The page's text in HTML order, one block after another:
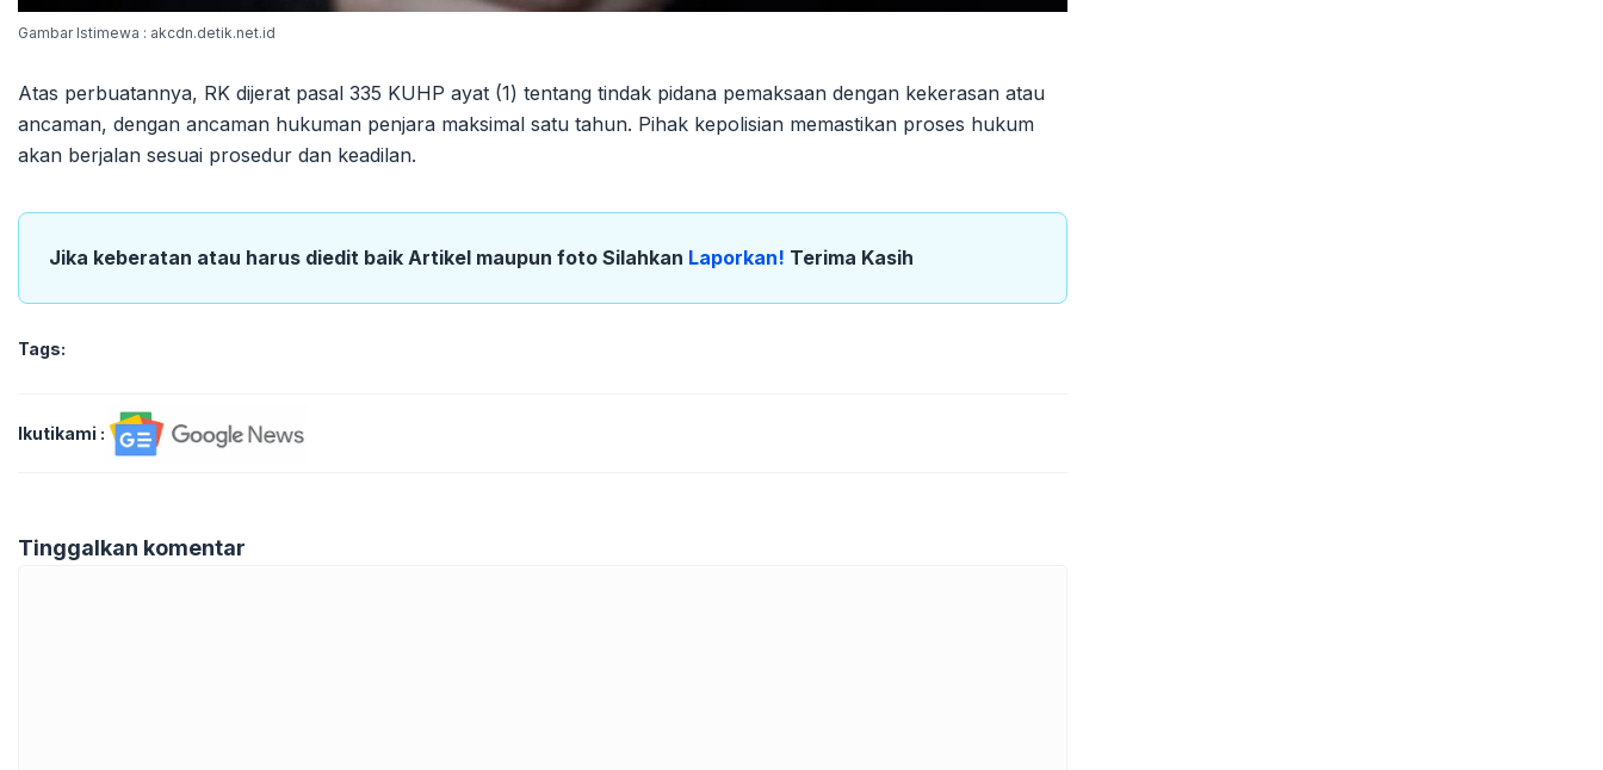
Gambar Istimewa : akcdn.detik.net.id
Atas perbuatannya, RK dijerat pasal 335 KUHP ayat (1) tentang tindak pidana pemaksaan dengan kekerasan atau
ancaman, dengan ancaman hukuman penjara maksimal satu tahun. Pihak kepolisian memastikan proses hukum
akan berjalan sesuai prosedur dan keadilan.
Jika keberatan atau harus diedit baik Artikel maupun foto Silahkan Laporkan! Terima Kasih
Tags:
Ikutikami :
Tinggalkan komentar